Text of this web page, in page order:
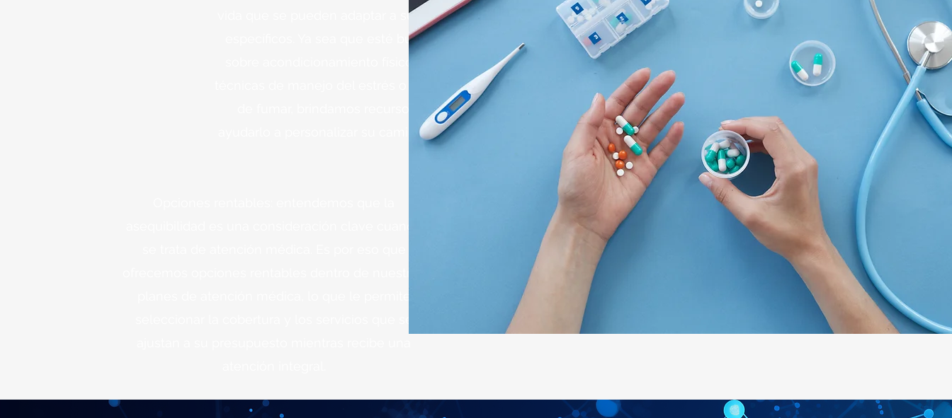
vida que se pueden adaptar a sus objetivos de salud
específicos. Ya sea que esté buscando orientación
sobre acondicionamiento físico, apoyo nutricional,
técnicas de manejo del estrés o programas para dejar
de fumar, brindamos recursos y opciones para
ayudarlo a personalizar su camino hacia el bienestar.